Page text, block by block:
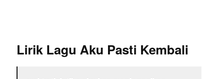
Lirik Lagu Aku Pasti Kembali